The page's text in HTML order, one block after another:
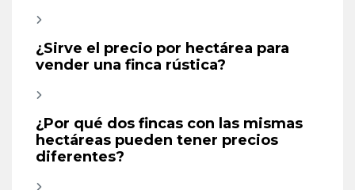
¿Sirve el precio por hectárea para
vender una finca rústica?
¿Por qué dos fincas con las mismas
hectáreas pueden tener precios
diferentes?